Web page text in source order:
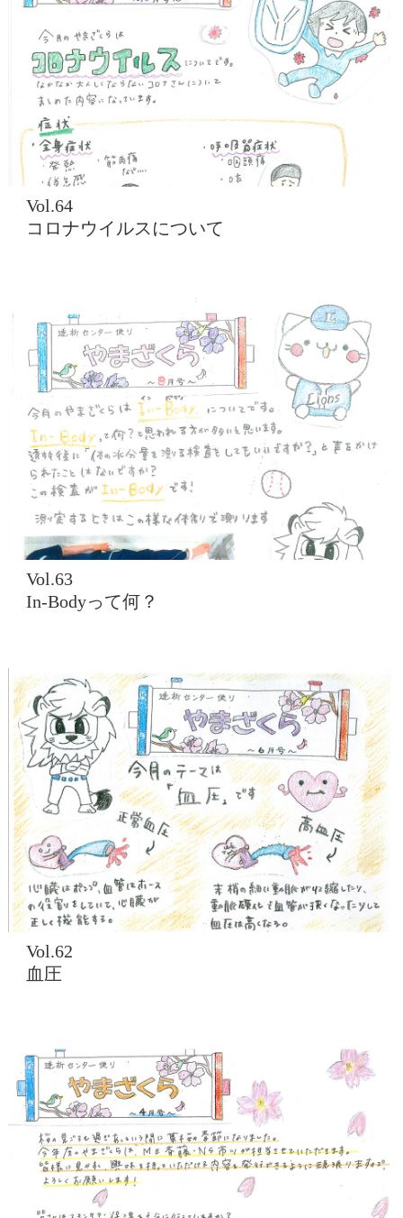
Vol.64
コロナウイルスについて
Vol.63
In-Bodyって何？
Vol.62
血圧